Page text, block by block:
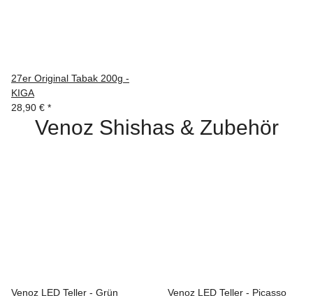
27er Original Tabak 200g -
KIGA
28,90 € *
Venoz Shishas & Zubehör
Venoz LED Teller - Grün
Venoz LED Teller - Picasso